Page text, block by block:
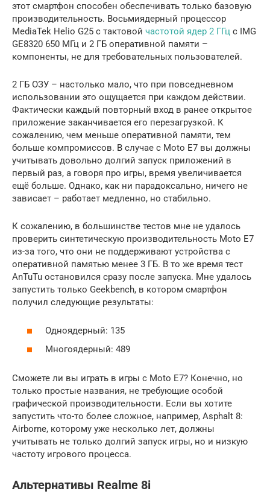
этот смартфон способен обеспечивать только базовую
производительность. Восьмиядерный процессор
MediaTek Helio G25 с тактовой частотой ядер 2 ГГц с IMG
GE8320 650 МГц и 2 ГБ оперативной памяти –
компоненты, не для требовательных пользователей.
2 ГБ ОЗУ – настолько мало, что при повседневном
использовании это ощущается при каждом действии.
Фактически каждый повторный вход в ранее открытое
приложение заканчивается его перезагрузкой. К
сожалению, чем меньше оперативной памяти, тем
больше компромиссов. В случае с Moto E7 вы должны
учитывать довольно долгий запуск приложений в
первый раз, а говоря про игры, время увеличивается
ещё больше. Однако, как ни парадоксально, ничего не
зависает – работает медленно, но стабильно.
К сожалению, в большинстве тестов мне не удалось
проверить синтетическую производительность Moto E7
из-за того, что они не поддерживают устройства с
оперативной памятью менее 3 ГБ. В то же время тест
AnTuTu остановился сразу после запуска. Мне удалось
запустить только Geekbench, в котором смартфон
получил следующие результаты:
Одноядерный: 135
Многоядерный: 489
Сможете ли вы играть в игры с Moto E7? Конечно, но
только простые названия, не требующие особой
графической производительности. Если вы хотите
запустить что-то более сложное, например, Asphalt 8:
Airborne, которому уже несколько лет, должны
учитывать не только долгий запуск игры, но и низкую
частоту игрового процесса.
Альтернативы Realme 8i